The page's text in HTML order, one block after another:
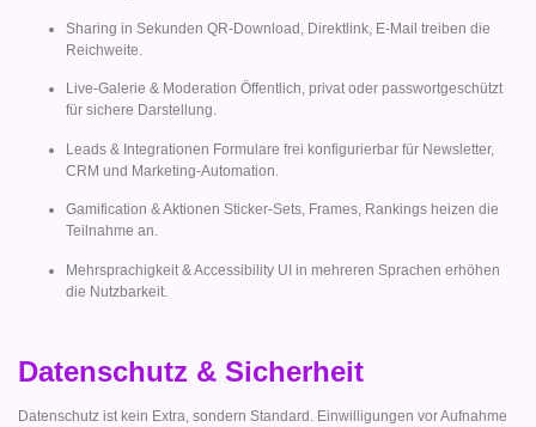
Sharing in Sekunden QR-Download, Direktlink, E-Mail treiben die
Reichweite.
Live-Galerie & Moderation Öffentlich, privat oder passwortgeschützt
für sichere Darstellung.
Leads & Integrationen Formulare frei konfigurierbar für Newsletter,
CRM und Marketing-Automation.
Gamification & Aktionen Sticker-Sets, Frames, Rankings heizen die
Teilnahme an.
Mehrsprachigkeit & Accessibility UI in mehreren Sprachen erhöhen
die Nutzbarkeit.
Datenschutz & Sicherheit
Datenschutz ist kein Extra, sondern Standard. Einwilligungen vor Aufnahme